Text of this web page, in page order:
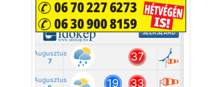
A nagyvilág képekben